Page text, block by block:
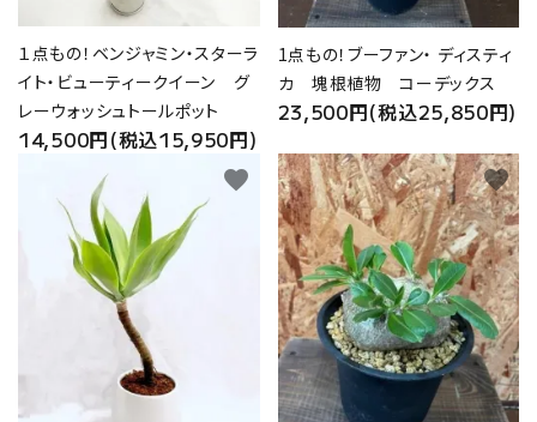
１点もの！ベンジャミン・スターラ
イト・ビューティークイーン グ
レーウォッシュトールポット
14,500円(税込15,950円)
1点もの！ブーファン・ ディスティ
カ 塊根植物 コーデックス
23,500円(税込25,850円)
favorite favorite